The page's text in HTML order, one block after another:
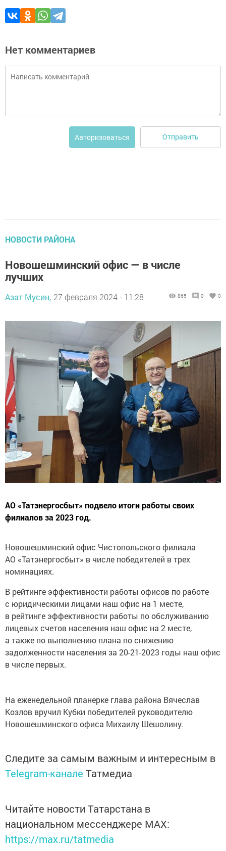
Нет комментариев
Авторизоваться Отправить
НОВОСТИ РАЙОНА
Новошешминский офис — в числе
лучших
Азат Мусин, 27 февраля 2024 - 11:28 865 0 0
АО «Татэнергосбыт» подвело итоги работы своих
филиалов за 2023 год.
Новошешминский офис Чистопольского филиала
АО «Татэнергосбыт» в числе победителей в трех
номинациях.
В рейтинге эффективности работы офисов по работе
с юридическими лицами наш офис на 1 месте,
в рейтинге эффективности работы по обслуживанию
лицевых счетов населения наш офис на 2 месте,
а также по выполнению плана по снижению
задолженности населения за 20-21-2023 годы наш офис
в числе первых.
На еженедельной планерке глава района Вячеслав
Козлов вручил Кубки победителей руководителю
Новошешминского офиса Михаилу Шешолину.
Следите за самым важным и интересным в
Telegram-канале Татмедиа
Читайте новости Татарстана в
национальном мессенджере MАХ:
https://max.ru/tatmedia